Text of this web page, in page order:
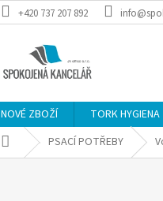
+420 737 207 892
NOVÉ ZBOŽÍ TORK HYGIENA
Domů PSACÍ POTŘEBY